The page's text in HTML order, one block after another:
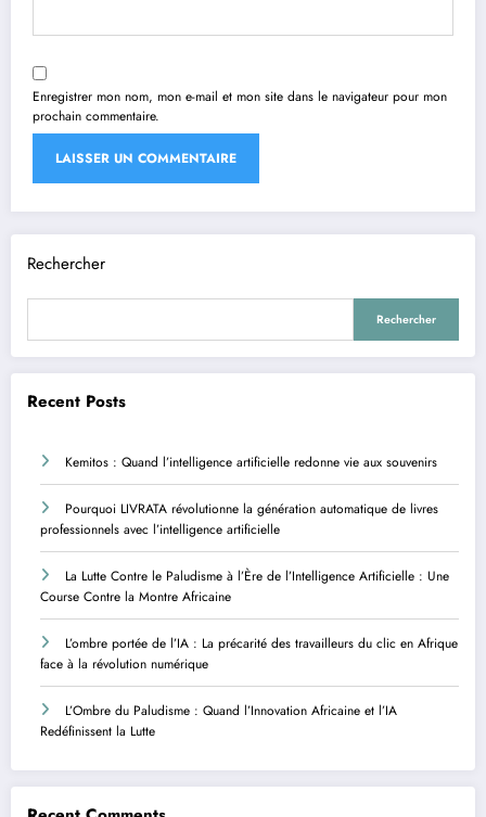
Enregistrer mon nom, mon e-mail et mon site dans le navigateur pour mon
prochain commentaire.
Rechercher
Rechercher
Recent Posts
Kemitos : Quand l’intelligence artificielle redonne vie aux souvenirs
Pourquoi LIVRATA révolutionne la génération automatique de livres
professionnels avec l’intelligence artificielle
La Lutte Contre le Paludisme à l’Ère de l’Intelligence Artificielle : Une
Course Contre la Montre Africaine
L’ombre portée de l’IA : La précarité des travailleurs du clic en Afrique
face à la révolution numérique
L’Ombre du Paludisme : Quand l’Innovation Africaine et l’IA
Redéfinissent la Lutte